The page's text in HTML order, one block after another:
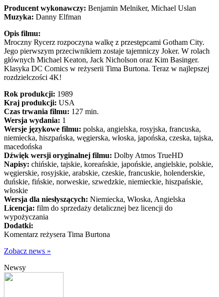
Producent wykonawczy: Benjamin Melniker, Michael Uslan
Muzyka: Danny Elfman
Opis filmu:
Mroczny Rycerz rozpoczyna walkę z przestępcami Gotham City.
Jego pierwszym przeciwnikiem zostaje tajemniczy Joker. W rolach
głównych Michael Keaton, Jack Nicholson oraz Kim Basinger.
Klasyka DC Comics w reżyserii Tima Burtona. Teraz w najlepszej
rozdzielczości 4K!
Rok produkcji: 1989
Kraj produkcji: USA
Czas trwania filmu: 127 min.
Wersja wydania: 1
Wersje językowe filmu: polska, angielska, rosyjska, francuska,
niemiecka, hiszpańska, węgierska, włoska, japońska, czeska, tajska,
macedońska
Dźwięk wersji oryginalnej filmu: Dolby Atmos TrueHD
Napisy: chińskie, tajskie, koreańskie, japońskie, angielskie, polskie,
węgierskie, rosyjskie, arabskie, czeskie, francuskie, holenderskie,
duńskie, fińskie, norweskie, szwedzkie, niemieckie, hiszpańskie,
włoskie
Wersja dla niesłyszących: Niemiecka, Włoska, Angielska
Licencja: film do sprzedaży detalicznej bez licencji do
wypożyczania
Dodatki:
Komentarz reżysera Tima Burtona
Zobacz news »
Newsy